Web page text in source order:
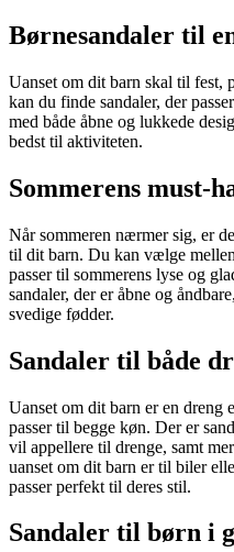
Børnesandaler til
Uanset om dit barn skal til fest,
kan du finde sandaler, der
med både åbne og lukkede
bedst til aktiviteten.
Sommerens must-
Når sommeren nærmer sig, er
til dit barn. Du kan vælge
passer til sommerens lyse og
sandaler, der er åbne og
svedige fødder.
Sandaler til både
Uanset om dit barn er en dreng
passer til begge køn. Der er
vil appellere til drenge, samt
uanset om dit barn er til biler
passer perfekt til deres stil.
Sandaler til børn i